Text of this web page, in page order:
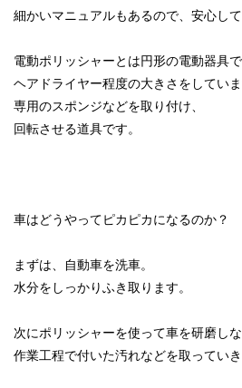
細かいマニュアルもあるので、安心し
電動ポリッシャーとは円形の電動器具で
ヘアドライヤー程度の大きさをしていま
専用のスポンジなどを取り付け、
回転させる道具です。
車はどうやってピカピカになるのか？
まずは、自動車を洗車。
水分をしっかりふき取ります。
次にポリッシャーを使って車を研磨しな
作業工程で付いた汚れなどを取っていき